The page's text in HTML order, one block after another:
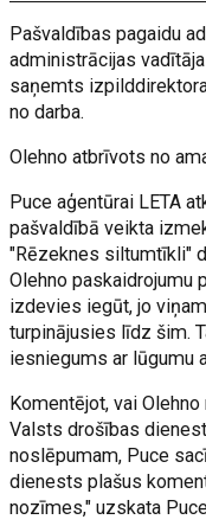
Pašvaldības pagaidu
administrācijas
saņemts
no darba.
Olehno atbrīvots no
Puce aģentūrai LETA
pašvaldībā veikta
"Rēzeknes siltumtīkli"
Olehno paskaidrojumu
izdevies iegūt, jo
turpinājusies līdz šim.
iesniegums ar lūgumu
Komentējot, vai
Valsts drošības
noslēpumam, Puce
dienests plašus
nozīmes," uzskata